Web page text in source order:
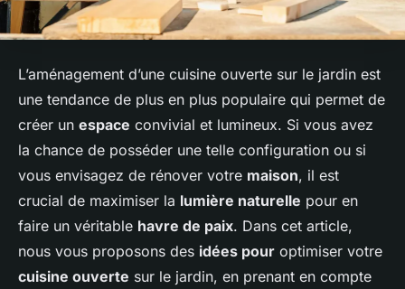
L’aménagement d’une cuisine ouverte sur le jardin est
une tendance de plus en plus populaire qui permet de
créer un espace convivial et lumineux. Si vous avez
la chance de posséder une telle configuration ou si
vous envisagez de rénover votre maison, il est
crucial de maximiser la lumière naturelle pour en
faire un véritable havre de paix. Dans cet article,
nous vous proposons des idées pour optimiser votre
cuisine ouverte sur le jardin, en prenant en compte